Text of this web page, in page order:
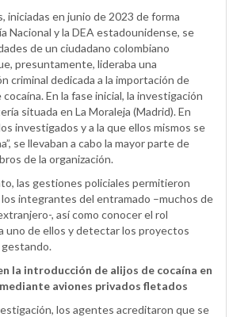
iniciadas en junio de 2023 de forma
Nacional y la DEA estadounidense, se
de un ciudadano colombiano
presuntamente, lideraba una
criminal dedicada a la importación de
En la fase inicial, la investigación
situada en La Moraleja (Madrid). En
investigados y a la que ellos mismos se
se llevaban a cabo la mayor parte de
de la organización.
las gestiones policiales permitieron
integrantes del entramado –muchos de
, así como conocer el rol
uno de ellos y detectar los proyectos
la introducción de alijos de cocaína en
aviones privados fletados
los agentes acreditaron que se